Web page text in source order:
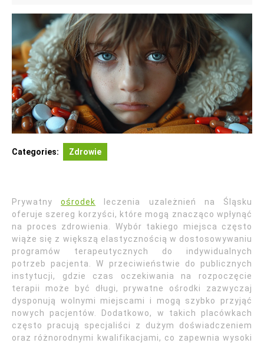
Categories: Zdrowie
Prywatnyośrodek leczenia uzależnień na Śląsku
oferuje szereg korzyści, które mogą znacząco wpłynąć
na proces zdrowienia. Wybór takiego miejsca często
wiąże się z większą elastycznością w dostosowywaniu
programów terapeutycznych do indywidualnych
potrzeb pacjenta. W przeciwieństwie do publicznych
instytucji, gdzie czas oczekiwania na rozpoczęcie
terapii może być długi, prywatne ośrodki zazwyczaj
dysponują wolnymi miejscami i mogą szybko przyjąć
nowych pacjentów. Dodatkowo, w takich placówkach
często pracują specjaliści z dużym doświadczeniem
oraz różnorodnymi kwalifikacjami, co zapewnia wysoki